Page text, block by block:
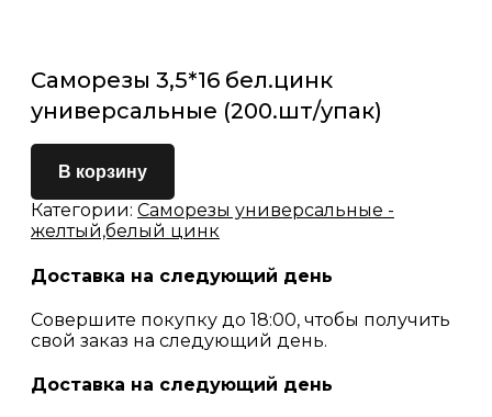
Саморезы 3,5*16 бел.цинк
универсальные (200.шт/упак)
В корзину
Категории: Саморезы универсальные -
желтый,белый цинк
Доставка на следующий день
Совершите покупку до 18:00, чтобы получить
свой заказ на следующий день.
Доставка на следующий день